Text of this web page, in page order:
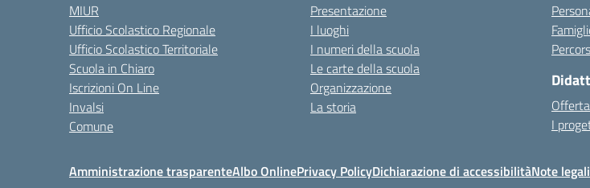
MIUR
Ufficio Scolastico Regionale
Ufficio Scolastico Territoriale
Scuola in Chiaro
Iscrizioni On Line
Invalsi
Comune
Presentazione
I luoghi
I numeri della scuola
Le carte della scuola
Organizzazione
La storia
I
Amministrazione trasparenteAlbo OnlinePrivacy PolicyDichiarazione di accessibilitàNote legali